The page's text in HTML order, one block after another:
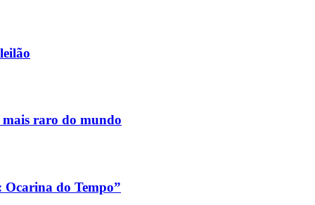
mais raro do mundo
Ocarina do Tempo”